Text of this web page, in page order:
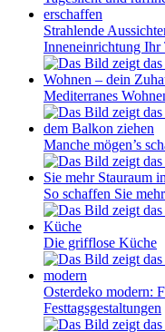
Strahlende
Inneneinrichtung Ihr
Mediterranes
Manche mögen’s
So schaffen Sie
Die grifflose Küche
Osterdeko modern:
Festtagsgestaltungen